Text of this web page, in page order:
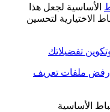
الأساسية لجعل هذا
الاختيارية لتحسين
تفضيلاتك
رفض ملفات تعريف
الأساسية